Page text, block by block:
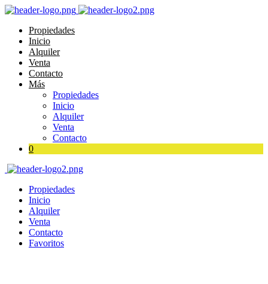
Propiedades
Inicio
Alquiler
Venta
Contacto
Más
Propiedades
Inicio
Alquiler
Venta
Contacto
0
Propiedades
Inicio
Alquiler
Venta
Contacto
Favoritos